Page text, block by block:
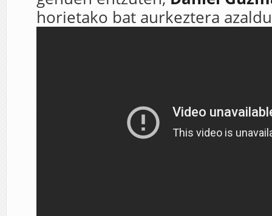
horietako bat aurkeztera